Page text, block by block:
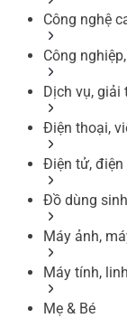
Công nghệ
Công
Dịch vụ, giải
Điện thoại,
Điện tử, điện
Đồ dùng
Máy ảnh,
Máy tính,
Mẹ & Bé